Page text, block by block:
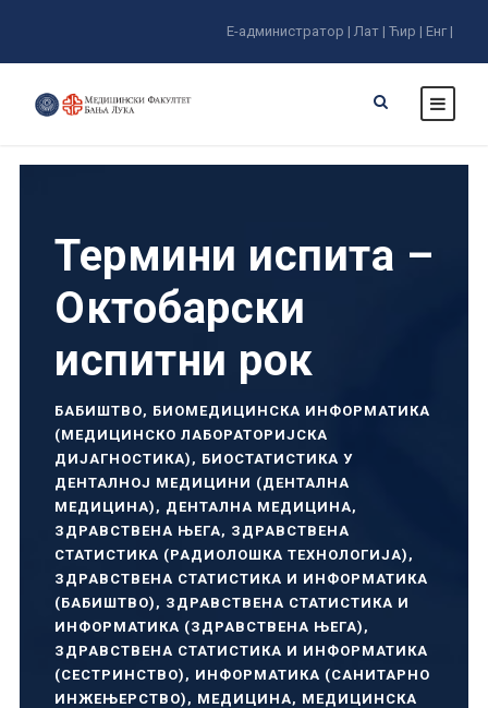
Е-администратор | Лат | Ћир | Енг |
Термини испита –
Октобарски
испитни рок
БАБИШТВО, БИОМЕДИЦИНСКА ИНФОРМАТИКА
(МЕДИЦИНСКО ЛАБОРАТОРИЈСКА
ДИЈАГНОСТИКА) , БИОСТАТИСТИКА У
ДЕНТАЛНОЈ МЕДИЦИНИ (ДЕНТАЛНА
МЕДИЦИНА) , ДЕНТАЛНА МЕДИЦИНА,
ЗДРАВСТВЕНА ЊЕГА, ЗДРАВСТВЕНА
СТАТИСТИКА (РАДИОЛОШКА ТЕХНОЛОГИЈА) ,
ЗДРАВСТВЕНА СТАТИСТИКА И ИНФОРМАТИКА
(БАБИШТВО) , ЗДРАВСТВЕНА СТАТИСТИКА И
ИНФОРМАТИКА (ЗДРАВСТВЕНА ЊЕГА) ,
ЗДРАВСТВЕНА СТАТИСТИКА И ИНФОРМАТИКА
(СЕСТРИНСТВО) , ИНФОРМАТИКА (САНИТАРНО
ИНЖЕЊЕРСТВО) , МЕДИЦИНА, МЕДИЦИНСКА